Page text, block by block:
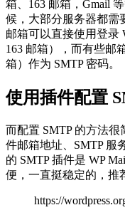
箱、163 邮箱，Gmail
候，大部分服务器都需
邮箱可以直接使用登录
163 邮箱），而有些邮
箱）作为 SMTP 密码。
使用插件配置
而配置 SMTP 的方法
件邮箱地址、SMTP 服
的 SMTP 插件是 WP
便，一直挺稳定的，推
https://